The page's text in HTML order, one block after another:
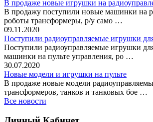
В продаже новые игрушки на
В продажу поступили новые машинки на
роботы трансформеры, р/у само …
09.11.2020
Поступили радиоуправляемые игрушки
Поступили радиоуправляемые игрушки
машинки на пульте управления, ро …
30.07.2020
Новые модели и игрушки на пульте
В продаже новые модели
трансформеров, танков и танковых бое …
Все новости